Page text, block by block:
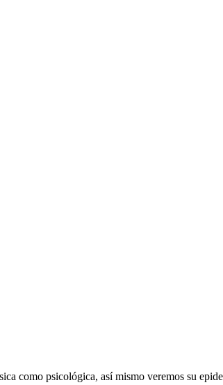
como psicológica, así mismo veremos su